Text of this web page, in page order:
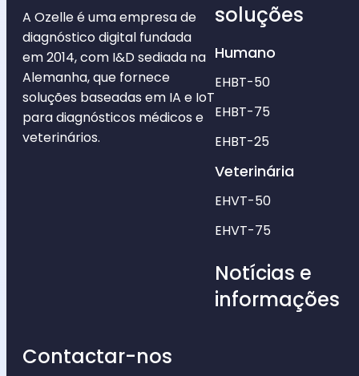
A Ozelle é uma empresa de
diagnóstico digital fundada
em 2014, com I&D sediada na
Alemanha, que fornece
soluções baseadas em IA e IoT
para diagnósticos médicos e
veterinários.
soluções
Humano
EHBT-50
EHBT-75
EHBT-25
Veterinária
EHVT-50
EHVT-75
Notícias e
informações
Contactar-nos